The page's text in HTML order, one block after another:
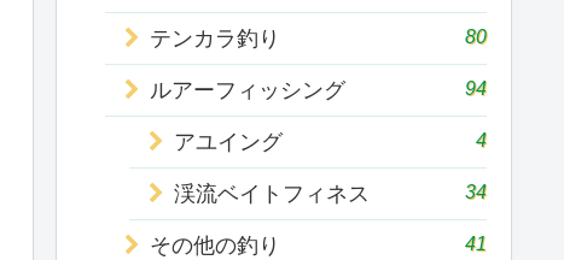
テンカラ釣り 80
ルアーフィッシング 94
アユイング 4
渓流ベイトフィネス 34
その他の釣り 41